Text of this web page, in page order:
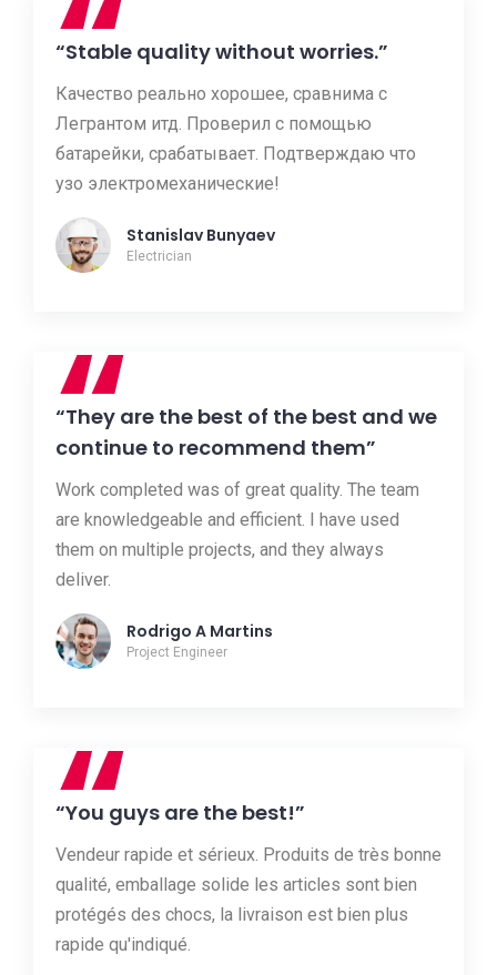
“
“Stable quality without worries.”
Качество реально хорошее, сравнима с
Легрантом итд. Проверил с помощью
батарейки, срабатывает. Подтверждаю что
узо электромеханические!
Stanislav Bunyaev
Electrician
“
“They are the best of the best and we
continue to recommend them”
Work completed was of great quality. The team
are knowledgeable and efficient. I have used
them on multiple projects, and they always
deliver.
Rodrigo A Martins
Project Engineer
“
“You guys are the best!”
Vendeur rapide et sérieux. Produits de très bonne
qualité, emballage solide les articles sont bien
protégés des chocs, la livraison est bien plus
rapide qu'indiqué.